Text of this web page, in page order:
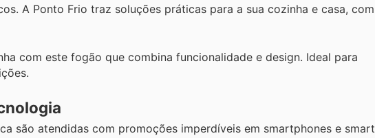
A Ponto Frio traz soluções práticas para a sua cozinha e casa, com
com este fogão que combina funcionalidade e design. Ideal para
são atendidas com promoções imperdíveis em smartphones e smart